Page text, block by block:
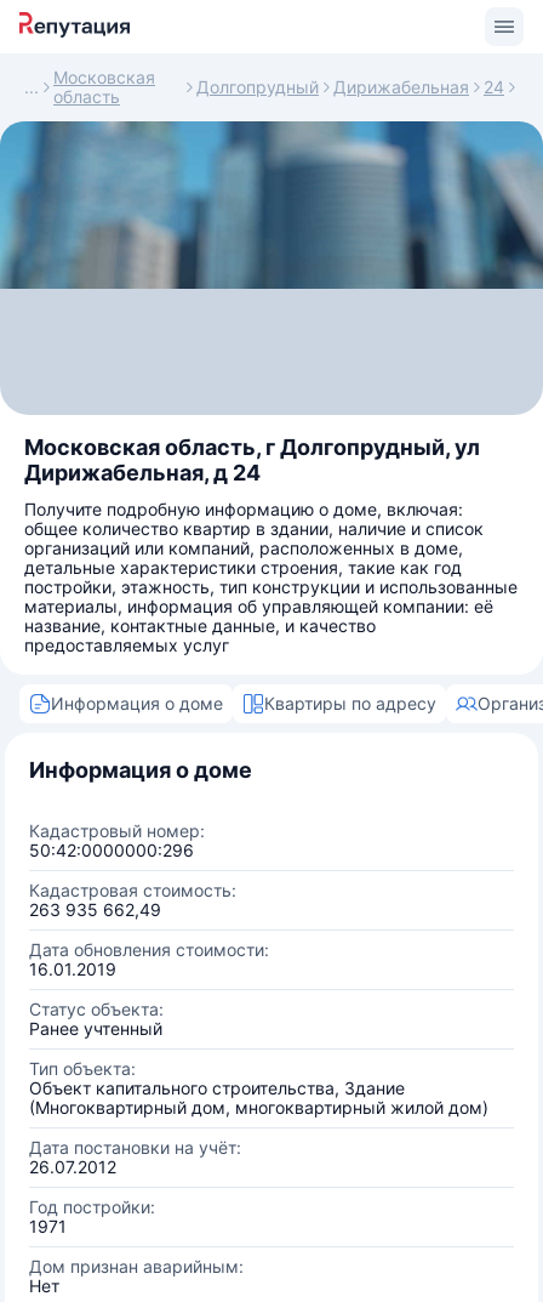
Московская
область
Долгопрудный Дирижабельная 24
Московская область, г Долгопрудный, ул
Дирижабельная, д 24
Получите подробную информацию о доме, включая:
общее количество квартир в здании, наличие и список
организаций или компаний, расположенных в доме,
детальные характеристики строения, такие как год
постройки, этажность, тип конструкции и использованные
материалы, информация об управляющей компании: её
название, контактные данные, и качество
предоставляемых услуг
Информация о доме Квартиры по адресу
Информация о доме
Кадастровый номер:
50:42:0000000:296
Кадастровая стоимость:
263 935 662,49
Дата обновления стоимости:
16.01.2019
Статус объекта:
Ранее учтенный
Тип объекта:
Объект капитального строительства, Здание
(Многоквартирный дом, многоквартирный жилой дом)
Дата постановки на учёт:
26.07.2012
Год постройки:
1971
Дом признан аварийным:
Нет